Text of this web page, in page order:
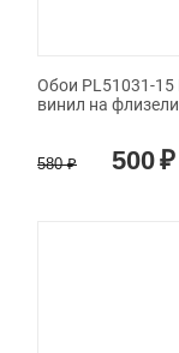
Обои PL51031-
винил на
580 ₽ 500₽